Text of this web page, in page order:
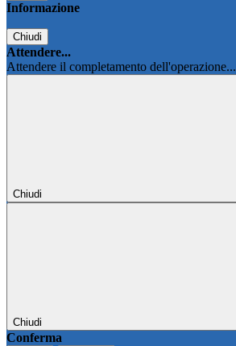
Informazione
Chiudi
Attendere...
Attendere il completamento dell'operazione...
Chiudi
Chiudi
Conferma